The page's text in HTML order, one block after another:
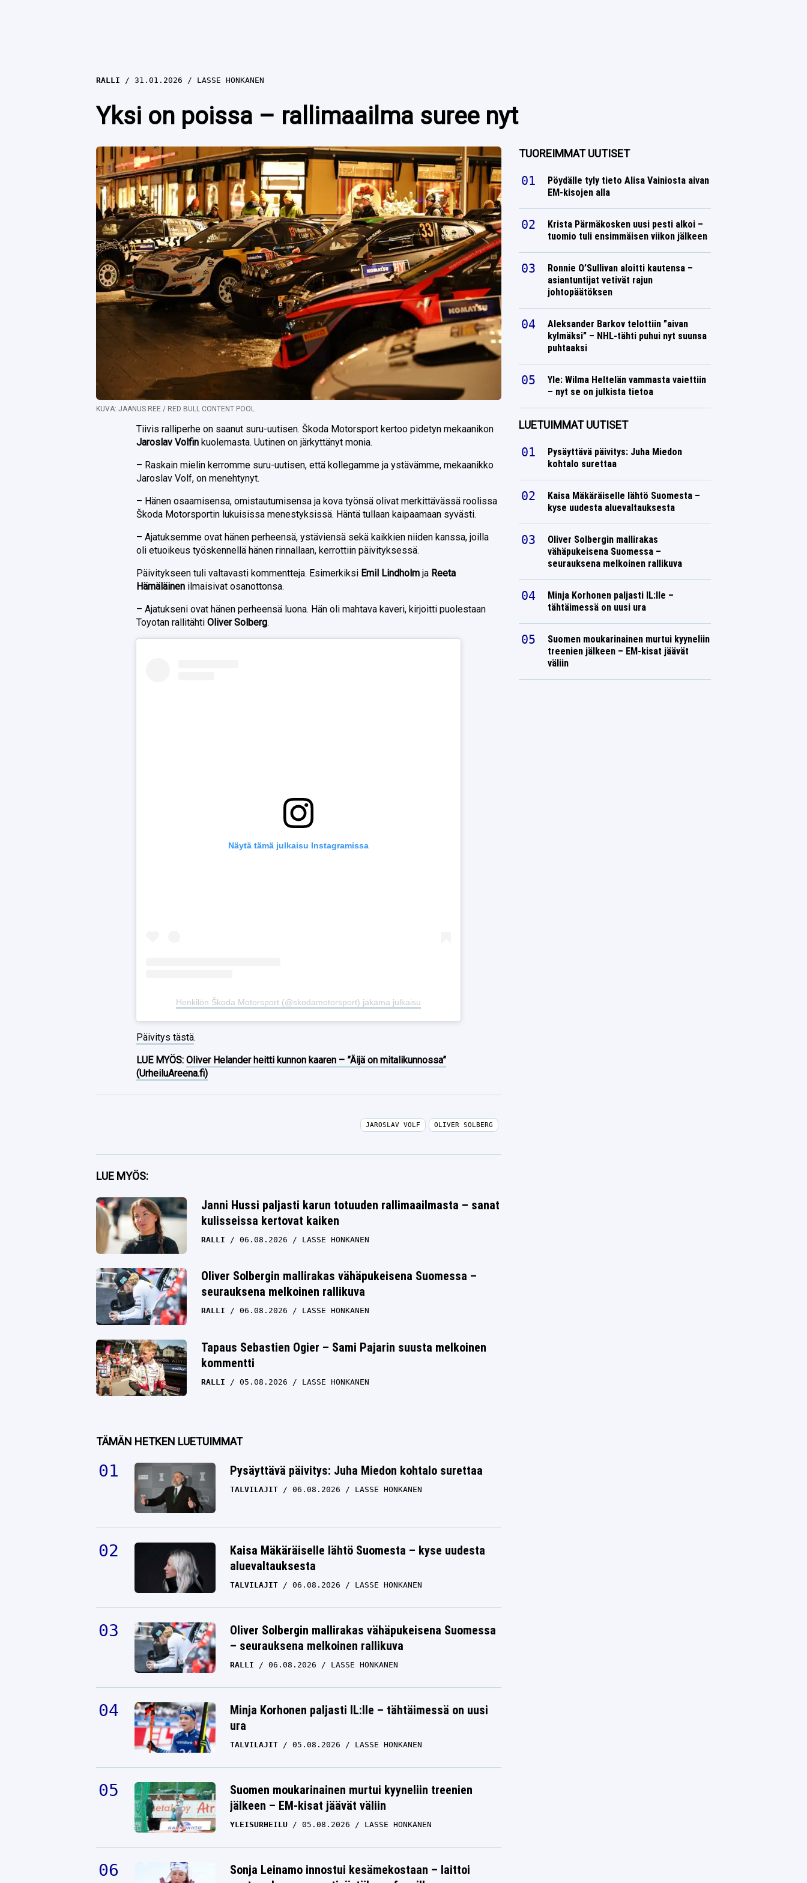
RALLI 31.01.2026 LASSE HONKANEN
Yksi on poissa – rallimaailma suree nyt
KUVA: JAANUS REE / RED BULL CONTENT POOL
Tiivis ralliperhe on saanut suru-uutisen. Škoda Motorsport kertoo pidetyn mekaanikon
Jaroslav Volfin kuolemasta. Uutinen on järkyttänyt monia.
– Raskain mielin kerromme suru-uutisen, että kollegamme ja ystävämme, mekaanikko
Jaroslav Volf, on menehtynyt.
– Hänen osaamisensa, omistautumisensa ja kova työnsä olivat merkittävässä roolissa
Škoda Motorsportin lukuisissa menestyksissä. Häntä tullaan kaipaamaan syvästi.
– Ajatuksemme ovat hänen perheensä, ystäviensä sekä kaikkien niiden kanssa, joilla
oli etuoikeus työskennellä hänen rinnallaan, kerrottiin päivityksessä.
Päivitykseen tuli valtavasti kommentteja. Esimerkiksi Emil Lindholm ja Reeta
Hämäläinen ilmaisivat osanottonsa.
– Ajatukseni ovat hänen perheensä luona. Hän oli mahtava kaveri, kirjoitti puolestaan
Toyotan rallitähtiOliver Solberg.
Näytä tämä julkaisu Instagramissa
Henkilön Škoda Motorsport (@skodamotorsport) jakama julkaisu
Päivitys tästä.
LUE MYÖS:Oliver Helander heitti kunnon kaaren – ”Äijä on mitalikunnossa”
(UrheiluAreena.fi)
Facebook
Twitter
Whatsapp
JAROSLAV VOLF OLIVER SOLBERG
LUE MYÖS:
Janni Hussi paljasti karun totuuden rallimaailmasta – sanat
kulisseissa kertovat kaiken
RALLI 06.08.2026 LASSE HONKANEN
Oliver Solbergin mallirakas vähäpukeisena Suomessa –
seurauksena melkoinen rallikuva
RALLI 06.08.2026 LASSE HONKANEN
Tapaus Sebastien Ogier – Sami Pajarin suusta melkoinen
kommentti
RALLI 05.08.2026 LASSE HONKANEN
TÄMÄN HETKEN LUETUIMMAT
Pysäyttävä päivitys: Juha Miedon kohtalo surettaa
TALVILAJIT 06.08.2026 LASSE HONKANEN
Kaisa Mäkäräiselle lähtö Suomesta – kyse uudesta
aluevaltauksesta
TALVILAJIT 06.08.2026 LASSE HONKANEN
Oliver Solbergin mallirakas vähäpukeisena Suomessa
– seurauksena melkoinen rallikuva
RALLI 06.08.2026 LASSE HONKANEN
Minja Korhonen paljasti IL:lle – tähtäimessä on uusi
ura
TALVILAJIT 05.08.2026 LASSE HONKANEN
Suomen moukarinainen murtui kyyneliin treenien
jälkeen – EM-kisat jäävät väliin
YLEISURHEILU 05.08.2026 LASSE HONKANEN
Sonja Leinamo innostui kesämekostaan – laittoi
TUOREIMMAT UUTISET
Pöydälle tyly tieto Alisa Vainiosta aivan
EM-kisojen alla
Krista Pärmäkosken uusi pesti alkoi –
tuomio tuli ensimmäisen viikon jälkeen
Ronnie O’Sullivan aloitti kautensa –
asiantuntijat vetivät rajun
johtopäätöksen
Aleksander Barkov telottiin ”aivan
kylmäksi” – NHL-tähti puhui nyt suunsa
puhtaaksi
Yle: Wilma Heltelän vammasta vaiettiin
– nyt se on julkista tietoa
LUETUIMMAT UUTISET
Pysäyttävä päivitys: Juha Miedon
kohtalo surettaa
Kaisa Mäkäräiselle lähtö Suomesta –
kyse uudesta aluevaltauksesta
Oliver Solbergin mallirakas
vähäpukeisena Suomessa –
seurauksena melkoinen rallikuva
Minja Korhonen paljasti IL:lle –
tähtäimessä on uusi ura
Suomen moukarinainen murtui kyyneliin
treenien jälkeen – EM-kisat jäävät
väliin